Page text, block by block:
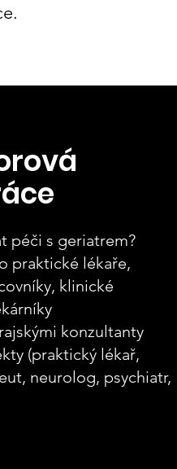
péči s geriatrem?
praktické lékaře,
klinické
konzultanty
(praktický lékař,
neurolog, psychiatr,